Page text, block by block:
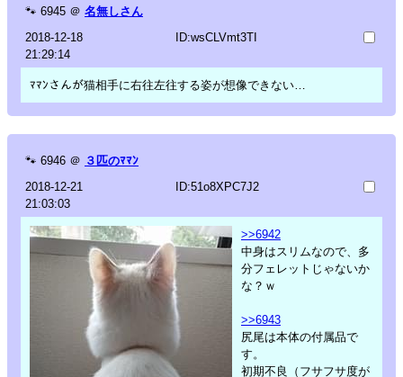
🐾 6945 ＠ 名無しさん
2018-12-18
21:29:14
ID:wsCLVmt3TI
ﾏﾏﾝさんが猫相手に右往左往する姿が想像できない…
🐾 6946 ＠ ３匹のﾏﾏﾝ
2018-12-21
21:03:03
ID:51o8XPC7J2
>>6942
中身はスリムなので、多
分フェレットじゃないか
な？ｗ
>>6943
尻尾は本体の付属品で
す。
初期不良（フサフサ度が